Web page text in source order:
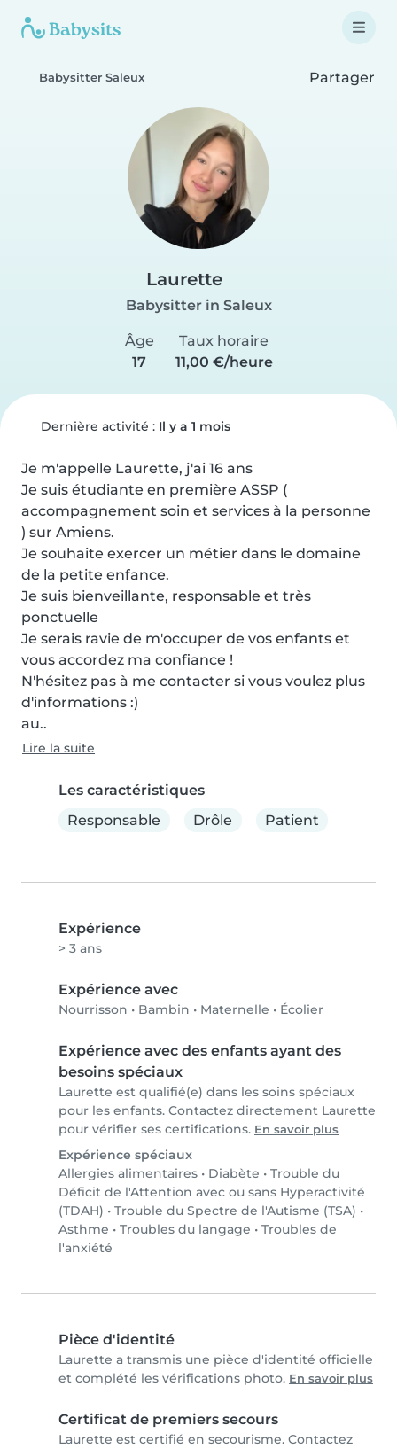
Babysitter Saleux Partager
Laurette
Babysitter in Saleux
Âge
17
Taux horaire
11,00 €/heure
Dernière activité : Il y a 1 mois
Je m'appelle Laurette, j'ai 16 ans
Je suis étudiante en première ASSP (
accompagnement soin et services à la personne
) sur Amiens.
Je souhaite exercer un métier dans le domaine
de la petite enfance.
Je suis bienveillante, responsable et très
ponctuelle
Je serais ravie de m'occuper de vos enfants et
vous accordez ma confiance !
N'hésitez pas à me contacter si vous voulez plus
d'informations :)
au..
Lire la suite
Les caractéristiques
Responsable
Drôle Patient
Expérience
> 3 ans
Expérience avec
Nourrisson • Bambin • Maternelle • Écolier
Expérience avec des enfants ayant des
besoins spéciaux
Laurette est qualifié(e) dans les soins spéciaux
pour les enfants. Contactez directement Laurette
pour vérifier ses certifications. En savoir plus
Expérience spéciaux
Allergies alimentaires • Diabète • Trouble du
Déficit de l'Attention avec ou sans Hyperactivité
(TDAH) • Trouble du Spectre de l'Autisme (TSA) •
Asthme • Troubles du langage • Troubles de
l'anxiété
Pièce d'identité
Laurette a transmis une pièce d'identité officielle
et complété les vérifications photo. En savoir plus
Certificat de premiers secours
Laurette est certifié en secourisme. Contactez